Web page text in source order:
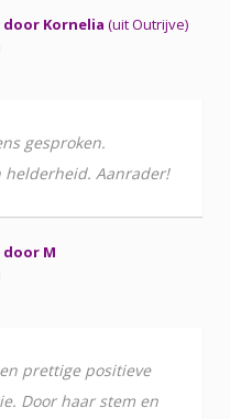
door Kornelia (uit Outrijve)
gesproken.
helderheid. Aanrader!
door M
prettige positieve
Door haar stem en